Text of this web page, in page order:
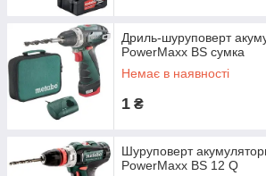
Дриль-шуруповерт
PowerMaxx BS сумка
Немає в наявності
1 ₴
Шуруповерт
PowerMaxx BS 12 Q